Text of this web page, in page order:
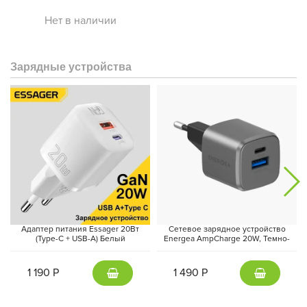
Для обработки большого количества временных данных
планшет оснащен 8 ГБ оперативной памяти. 128 ГБ постоянной
памяти позволяют хранить множество приложений, фото и
видео.
За высокое качество изображения в любых сценариях работы
Нет в наличии
Зарядные устройства
Адаптер питания Essager 20Вт
(Type-C + USB-A) Белый
1 190 Р
Сетевое зарядное устройство
Energea AmpCharge 20W, Темно-
1 490 Р